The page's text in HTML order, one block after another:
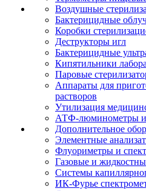
Воздушные
Бактерицидные
Коробки
Деструкторы игл
Бактерицидные
Кипятильники
Паровые
Аппараты для
растворов
Утилизация
АТФ-люминометры и
Дополнительное
Элементные
Флуориметры и
Газовые и
Системы
ИК-Фурье